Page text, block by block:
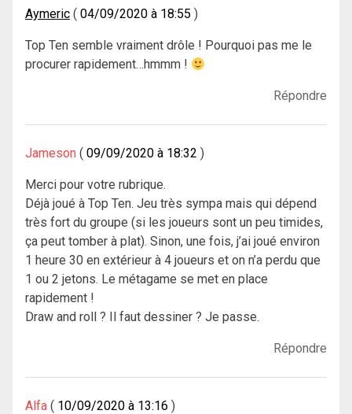
Aymeric 04/09/2020 à 18:55
Top Ten semble vraiment drôle ! Pourquoi pas me le
procurer rapidement…hmmm !
Répondre
Jameson 09/09/2020 à 18:32
Merci pour votre rubrique.
Déjà joué à Top Ten. Jeu très sympa mais qui dépend
très fort du groupe (si les joueurs sont un peu timides,
ça peut tomber à plat). Sinon, une fois, j’ai joué environ
1 heure 30 en extérieur à 4 joueurs et on n’a perdu que
1 ou 2 jetons. Le métagame se met en place
rapidement !
Draw and roll ? Il faut dessiner ? Je passe.
Répondre
Alfa 10/09/2020 à 13:16